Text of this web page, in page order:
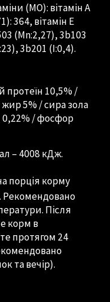
(МО): вітамін A
364, вітамін E
(Mn:2,27), 3b103
3b201 (I:0,4).
протеїн 10,5% /
5% / сира зола
0,22% / фосфор
– 4008 кДж.
порція корму
Рекомендовано
Після
корм в
протягом 24
та вечір).